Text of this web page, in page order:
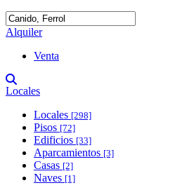
Alquiler
Venta
Locales
Locales [298]
Pisos [72]
Edificios [33]
Aparcamientos [3]
Casas [2]
Naves [1]